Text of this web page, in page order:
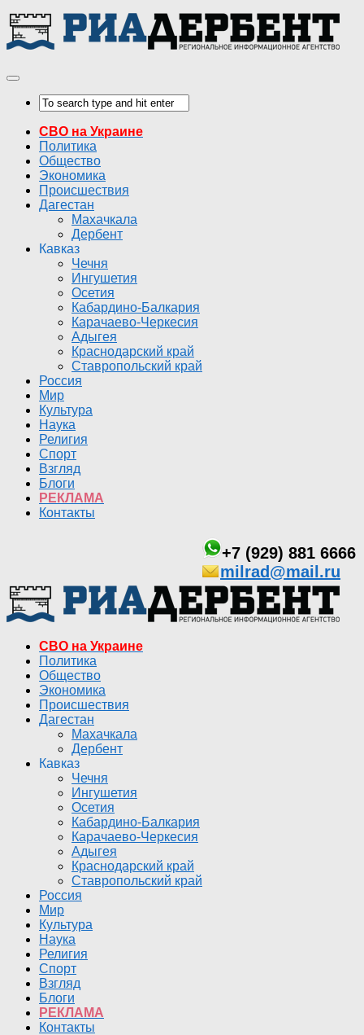
СВО на Украине
Политика
Общество
Экономика
Происшествия
Дагестан
Махачкала
Дербент
Кавказ
Чечня
Ингушетия
Осетия
Кабардино-Балкария
Карачаево-Черкесия
Адыгея
Краснодарский край
Ставропольский край
Россия
Мир
Культура
Наука
Религия
Спорт
Взгляд
Блоги
РЕКЛАМА
Контакты
+7 (929) 881 6666
milrad@mail.ru
СВО на Украине
Политика
Общество
Экономика
Происшествия
Дагестан
Махачкала
Дербент
Кавказ
Чечня
Ингушетия
Осетия
Кабардино-Балкария
Карачаево-Черкесия
Адыгея
Краснодарский край
Ставропольский край
Россия
Мир
Культура
Наука
Религия
Спорт
Взгляд
Блоги
РЕКЛАМА
Контакты